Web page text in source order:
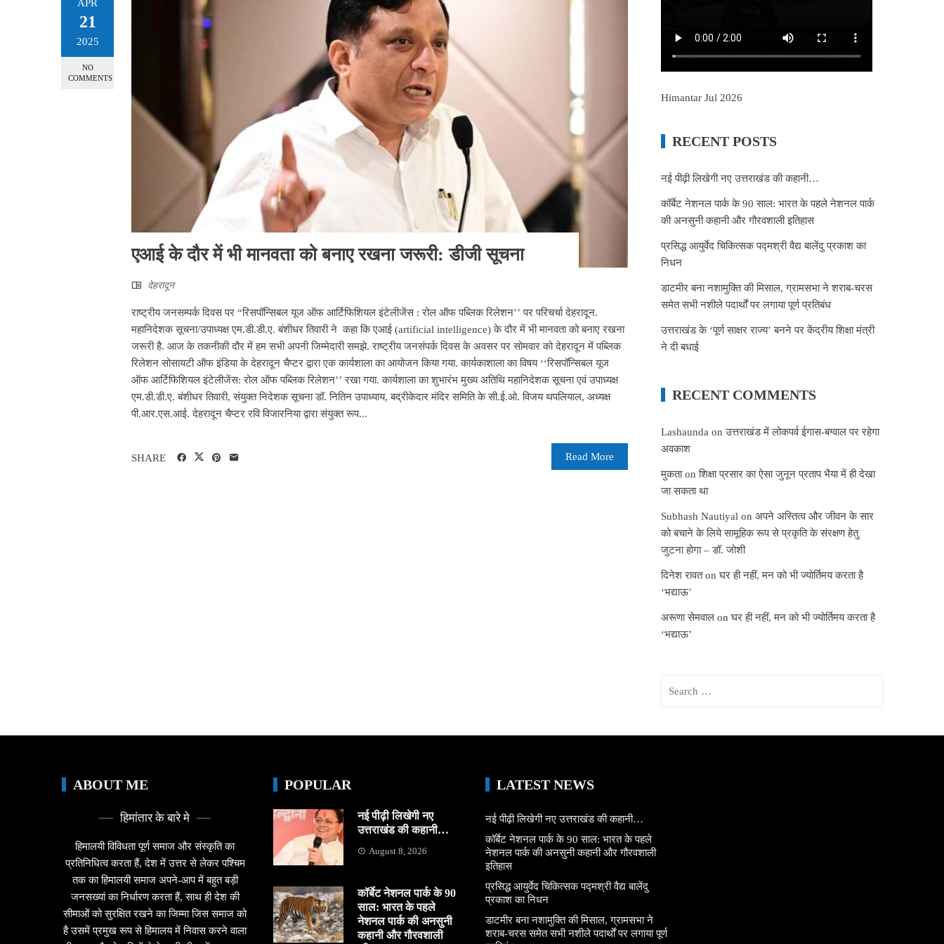
APR
21
2025
NO
COMMENTS
एआई के दौर में भी मानवता को बनाए रखना जरूरी: डीजी सूचना
देहरादून
राष्ट्रीय जनसम्पर्क दिवस पर “रिसपॉन्सिबल यूज ऑफ आर्टिफिशियल इंटेलीजेंस : रोल ऑफ पब्लिक रिलेशन’’ पर परिचर्चा देहरादून.
महानिदेशक सूचना/उपाध्यक्ष एम.डी.डी.ए. बंशीधर तिवारी ने कहा कि एआई (artificial intelligence) के दौर में भी मानवता को बनाए रखना
जरूरी है. आज के तकनीकी दौर में हम सभी अपनी जिम्मेदारी समझे. राष्ट्रीय जनसंपर्क दिवस के अवसर पर सोमवार को देहरादून में पब्लिक
रिलेशन सोसायटी ऑफ इंडिया के देहरादून चैप्टर द्वारा एक कार्यशाला का आयोजन किया गया. कार्यकाशाला का विषय ‘‘रिसपॉन्सिबल यूज
ऑफ आर्टिफिशियल इंटेलीजेंस: रोल ऑफ पब्लिक रिलेशन’’ रखा गया. कार्यशाला का शुभारंभ मुख्य अतिथि महानिदेशक सूचना एवं उपाध्यक्ष
एम.डी.डी.ए. बंशीधर तिवारी, संयुक्त निदेशक सूचना डॉ. नितिन उपाध्याय, बद्रीकेदार मंदिर समिति के सी.ई.ओ. विजय थपलियाल, अध्यक्ष
पी.आर.एस.आई. देहरादून चैप्टर रवि विजारनिया द्वारा संयुक्त रूप...
Read More
SHARE
Himantar Jul 2026
RECENT POSTS
नई पीढ़ी लिखेगी नए उत्तराखंड की कहानी…
कॉर्बेट नेशनल पार्क के 90 साल: भारत के पहले नेशनल पार्क
की अनसुनी कहानी और गौरवशाली इतिहास
प्रसिद्ध आयुर्वेद चिकित्सक पद्मश्री वैद्य बालेंदु प्रकाश का
निधन
डाटमीर बना नशामुक्ति की मिसाल, ग्रामसभा ने शराब-चरस
समेत सभी नशीले पदार्थों पर लगाया पूर्ण प्रतिबंध
उत्तराखंड के ‘पूर्ण साक्षर राज्य’ बनने पर केंद्रीय शिक्षा मंत्री
ने दी बधाई
RECENT COMMENTS
Lashaunda onउत्तराखंड में लोकपर्व ईगास-बग्वाल पर रहेगा
अवकाश
मुकताonशिक्षा प्रसार का ऐसा जुनून प्रताप भैया में ही देखा
जा सकता था
Subhash Nautiyal onअपने अस्तित्व और जीवन के सार
को बचाने के लिये सामूहिक रूप से प्रकृति के संरक्षण हेतु
जुटना होगा – डॉ. जोशी
दिनेश रावतonघर ही नहीं, मन को भी ज्योर्तिमय करता है
‘भद्याऊ’
अरूणा सेमवाल onघर ही नहीं, मन को भी ज्योर्तिमय करता है
‘भद्याऊ’
ABOUT ME
हिमांतार के बारे मे
हिमालयी विविधता पूर्ण समाज और संस्कृति का
प्रतिनिधित्व करता हैं, देश में उत्तर से लेकर पश्चिम
तक का हिमालयी समाज अपने-आप में बहुत बड़ी
जनसख्यां का निर्धारण करता हैं, साथ ही देश की
सीमाओं को सुरक्षित रखने का जिम्मा जिस समाज को
है उसमें प्रमुख रूप से हिमालय में निवास करने वाला
POPULAR
नई पीढ़ी लिखेगी नए
उत्तराखंड की कहानी…
August 8, 2026
कॉर्बेट नेशनल पार्क के 90
साल: भारत के पहले
नेशनल पार्क की अनसुनी
कहानी और गौरवशाली
LATEST NEWS
नई पीढ़ी लिखेगी नए उत्तराखंड की कहानी…
कॉर्बेट नेशनल पार्क के 90 साल: भारत के पहले
नेशनल पार्क की अनसुनी कहानी और गौरवशाली
इतिहास
प्रसिद्ध आयुर्वेद चिकित्सक पद्मश्री वैद्य बालेंदु
प्रकाश का निधन
डाटमीर बना नशामुक्ति की मिसाल, ग्रामसभा ने
शराब-चरस समेत सभी नशीले पदार्थों पर लगाया पूर्ण